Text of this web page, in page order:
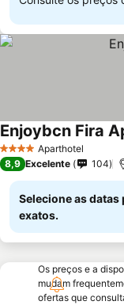
4 EstrelasAparthotel
Enjoybcn Fira
8,9 Excelente 104
Selecione as
exatos.
Os preços e a
mudam
ofertas que